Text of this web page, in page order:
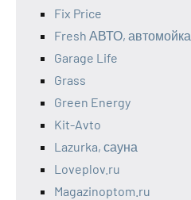
Fix Price
Fresh АВТО, автомойка
Garage Life
Grass
Green Energy
Kit-Avto
Lazurka, сауна
Loveplov.ru
Magazinoptom.ru